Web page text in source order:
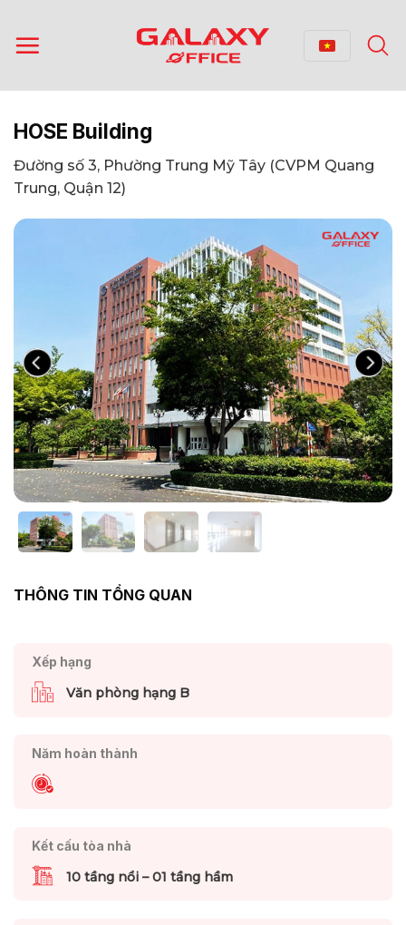
qua
nội
HOSE Building
Đường số 3, Phường Trung Mỹ Tây (CVPM Quang
Trung, Quận 12)
THÔNG TIN TỔNG QUAN
Xếp hạng
Văn phòng hạng B
Năm hoàn thành
Kết cấu tòa nhà
10 tầng nổi – 01 tầng hầm